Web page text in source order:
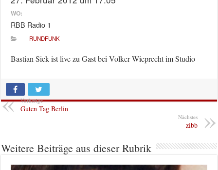
WO:
RBB Radio 1
RUNDFUNK
Bastian Sick ist live zu Gast bei Volker Wieprecht im Studio
Vorherige
Guten Tag Berlin
Nächstes
zibb
Weitere Beiträge aus dieser Rubrik